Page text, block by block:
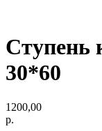
Ступень
30*60
1200,00
р.